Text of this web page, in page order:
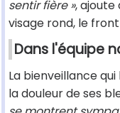
sentir fière », ajoute
visage rond, le
Dans l'équipe
La bienveillance
la douleur de ses